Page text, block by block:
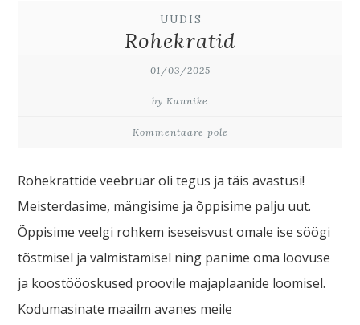
UUDIS
Rohekratid
01/03/2025
by Kannike
Kommentaare pole
Rohekrattide veebruar oli tegus ja täis avastusi!
Meisterdasime, mängisime ja õppisime palju uut.
Õppisime veelgi rohkem iseseisvust omale ise söögi
tõstmisel ja valmistamisel ning panime oma loovuse
ja koostööoskused proovile majaplaanide loomisel.
Kodumasinate maailm avanes meile